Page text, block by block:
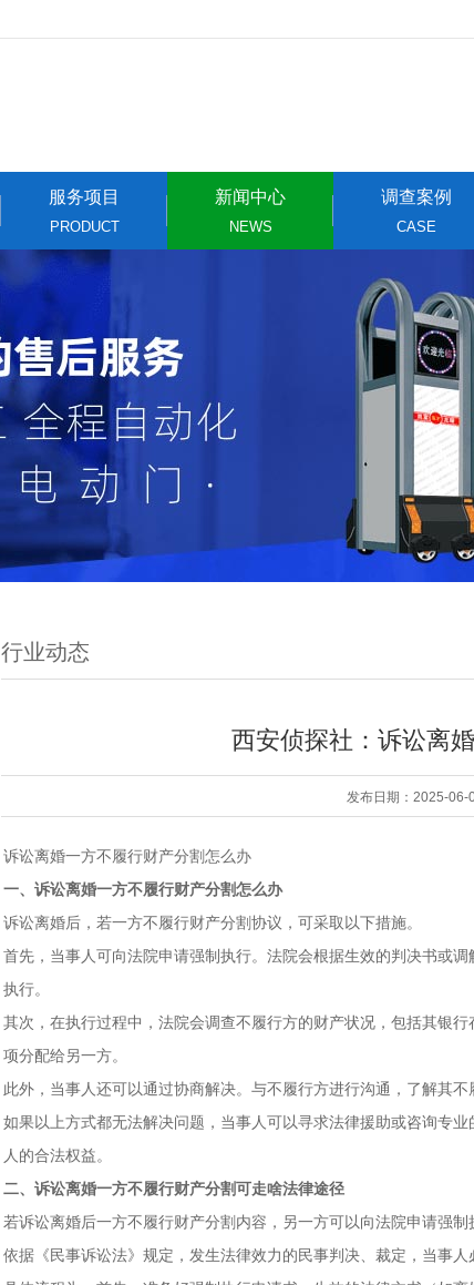
服务项目
PRODUCT
新闻中心
NEWS
调查案例
CASE
行业动态
西安侦探社：诉讼离
发布日期：2025-06-
诉讼离婚一方不履行财产分割怎么办
一、诉讼离婚一方不履行财产分割怎么办
诉讼离婚后，若一方不履行财产分割协议，可采取以下措施。
首先，当事人可向法院申请强制执行。法院会根据生效的判决书或
执行。
其次，在执行过程中，法院会调查不履行方的财产状况，包括其银
项分配给另一方。
此外，当事人还可以通过协商解决。与不履行方进行沟通，了解其
如果以上方式都无法解决问题，当事人可以寻求法律援助或咨询专
人的合法权益。
二、诉讼离婚一方不履行财产分割可走啥法律途径
若诉讼离婚后一方不履行财产分割内容，另一方可以向法院申请强制
依据《民事诉讼法》规定，发生法律效力的民事判决、裁定，当事